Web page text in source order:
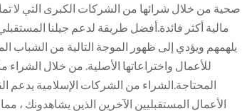
صحية من خلال شرائها من الشركات الكبرى التي لا
مالية أكثر فائدة.أفضل طريقة لدعم جيلنا
يلهمهم ويؤدي إلى ظهور الموجة التالية من الشباب
للأعمال واختراعاتها الأصلية. من خلال
المحتاجة.الشراء من الشركات الإسلامية يدعم
الأعمال المستقبليين الآخرين الذين يشاهدونك ،